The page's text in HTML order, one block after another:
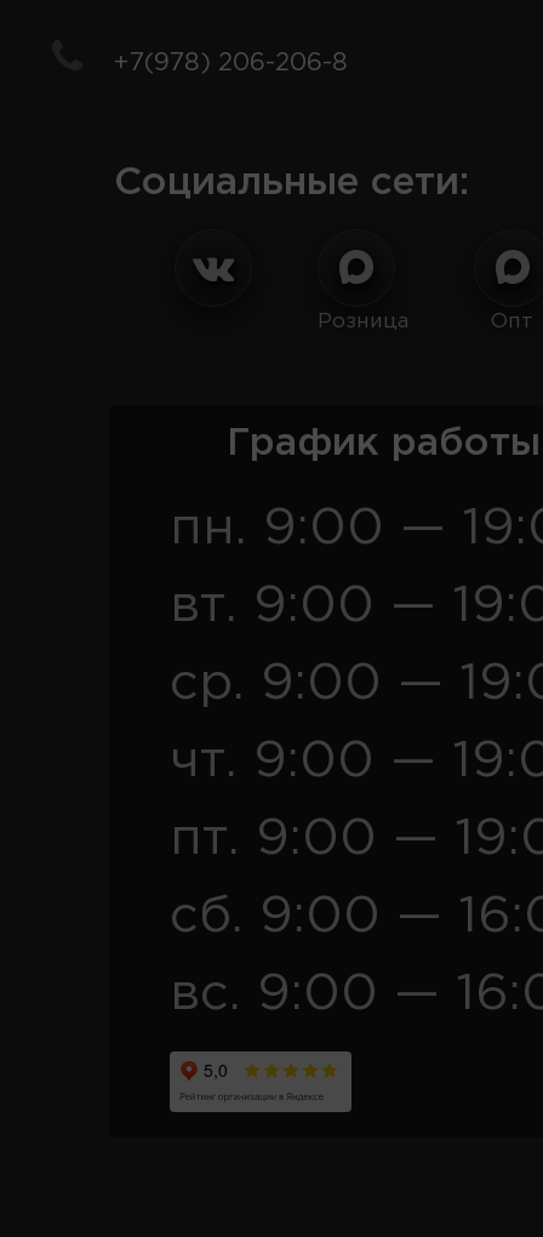
+7(978) 206-206-8
Социальные сети:
Розница Опт
График
пн. 9:00 —
вт. 9:00 —
ср. 9:00 —
чт. 9:00 —
пт. 9:00 —
сб. 9:00 —
вс. 9:00 —